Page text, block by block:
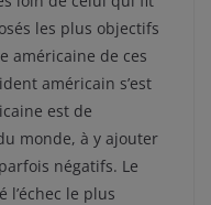
les plus objectifs
américaine de ces
américain s’est
est de
monde, à y ajouter
négatifs. Le
le plus